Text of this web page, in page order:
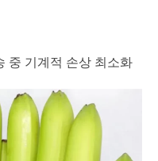
중 기계적 손상 최소화